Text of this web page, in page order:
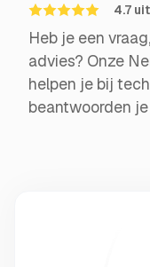
4.7
Heb je een
advies? Onze
helpen je bij
beantwoorden